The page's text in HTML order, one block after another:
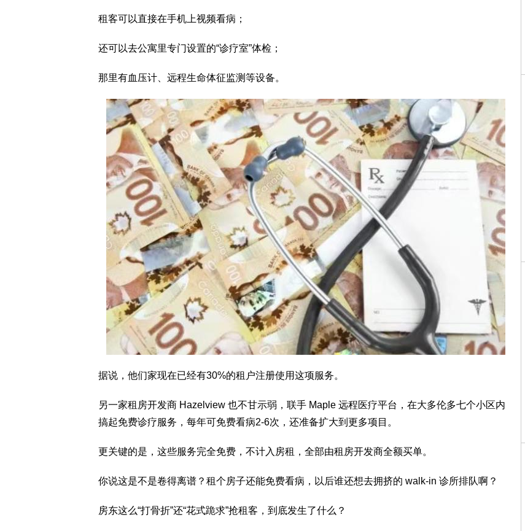
租客可以直接在手机上视频看病；
还可以去公寓里专门设置的“诊疗室”体检；
那里有血压计、远程生命体征监测等设备。
据说，他们家现在已经有30%的租户注册使用这项服务。
另一家租房开发商 Hazelview 也不甘示弱，联手 Maple 远程医疗平台，在大多伦多七个小区内
搞起免费诊疗服务，每年可免费看病2-6次，还准备扩大到更多项目。
更关键的是，这些服务完全免费，不计入房租，全部由租房开发商全额买单。
你说这是不是卷得离谱？租个房子还能免费看病，以后谁还想去拥挤的 walk-in 诊所排队啊？
房东这么“打骨折”还“花式跪求”抢租客，到底发生了什么？